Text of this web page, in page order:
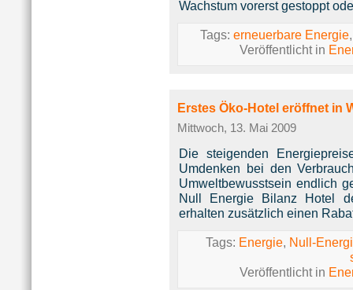
Wachstum vorerst gestoppt
Tags: erneuerbare Energie
Veröffentlicht in
Erstes Öko-Hotel eröffnet in
Mittwoch, 13. Mai 2009
Die steigenden
Umdenken bei den
Umweltbewusstsein endlich
Null Energie Bilanz Hotel
erhalten zusätzlich einen
Tags: Energie, Null-
Veröffentlicht in